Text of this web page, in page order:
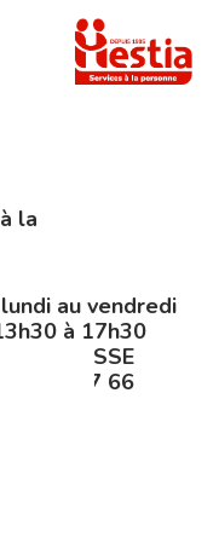
au vendredi
à 17h30
GRASSE
93 70 27 66